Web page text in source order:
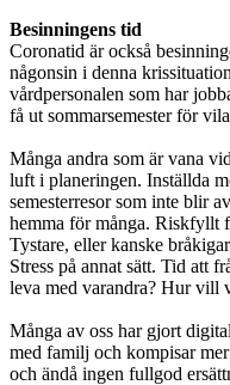
Besinningens tid
Coronatid är också
någonsin i denna
vårdpersonalen som har
få ut sommarsemester för
Många andra som är vana
luft i planeringen. Inställda
semesterresor som inte blir
hemma för många. Riskfyllt
Tystare, eller kanske
Stress på annat sätt. Tid att
leva med varandra? Hur vill
Många av oss har gjort
med familj och kompisar
och ändå ingen fullgod